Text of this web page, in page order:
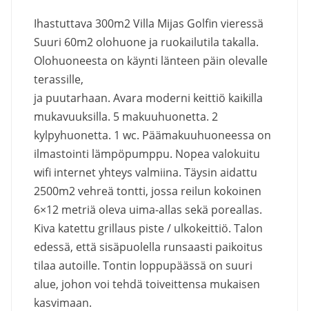
Ihastuttava 300m2 Villa Mijas Golfin vieressä
Suuri 60m2 olohuone ja ruokailutila takalla.
Olohuoneesta on käynti länteen päin olevalle
terassille,
ja puutarhaan. Avara moderni keittiö kaikilla
mukavuuksilla. 5 makuuhuonetta. 2
kylpyhuonetta. 1 wc. Päämakuuhuoneessa on
ilmastointi lämpöpumppu. Nopea valokuitu
wifi internet yhteys valmiina. Täysin aidattu
2500m2 vehreä tontti, jossa reilun kokoinen
6×12 metriä oleva uima-allas sekä poreallas.
Kiva katettu grillaus piste / ulkokeittiö. Talon
edessä, että sisäpuolella runsaasti paikoitus
tilaa autoille. Tontin loppupäässä on suuri
alue, johon voi tehdä toiveittensa mukaisen
kasvimaan.